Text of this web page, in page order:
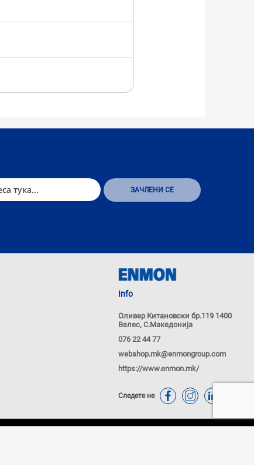
Info
Оливер Китановски бр.119 1400
Велес, С.Македонија
076 22 44 77
webshop.mk@enmongroup.com
https://www.enmon.mk/
Следете не